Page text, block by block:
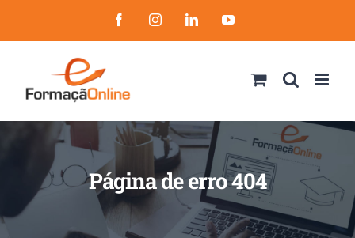
to
FacebookInstagramLinkedInYouTube
Página de erro 404